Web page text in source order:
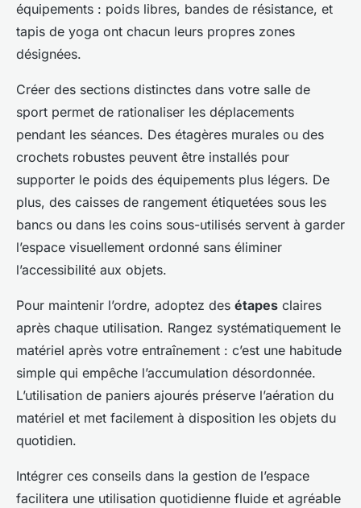
équipements : poids libres, bandes de résistance, et
tapis de yoga ont chacun leurs propres zones
désignées.
Créer des sections distinctes dans votre salle de
sport permet de rationaliser les déplacements
pendant les séances. Des étagères murales ou des
crochets robustes peuvent être installés pour
supporter le poids des équipements plus légers. De
plus, des caisses de rangement étiquetées sous les
bancs ou dans les coins sous-utilisés servent à garder
l’espace visuellement ordonné sans éliminer
l’accessibilité aux objets.
Pour maintenir l’ordre, adoptez des étapes claires
après chaque utilisation. Rangez systématiquement le
matériel après votre entraînement : c’est une habitude
simple qui empêche l’accumulation désordonnée.
L’utilisation de paniers ajourés préserve l’aération du
matériel et met facilement à disposition les objets du
quotidien.
Intégrer ces conseils dans la gestion de l’espace
facilitera une utilisation quotidienne fluide et agréable